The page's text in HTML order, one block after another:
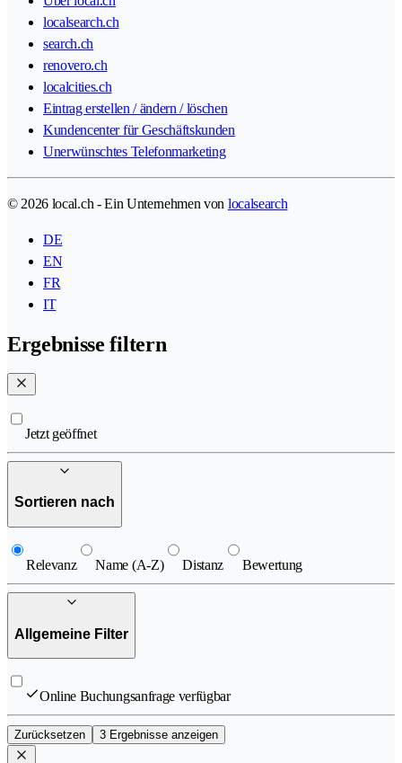
localsearch.ch
search.ch
renovero.ch
localcities.ch
Eintrag erstellen / ändern / löschen
Kundencenter für Geschäftskunden
Unerwünschtes Telefonmarketing
© 2026 local.ch - Ein Unternehmen von localsearch
DE
EN
FR
IT
Ergebnisse filtern
Jetzt geöffnet
Sortieren nach
Relevanz Name (A-Z) Distanz Bewertung
Allgemeine Filter
Online Buchungsanfrage verfügbar
Zurücksetzen 3 Ergebnisse anzeigen